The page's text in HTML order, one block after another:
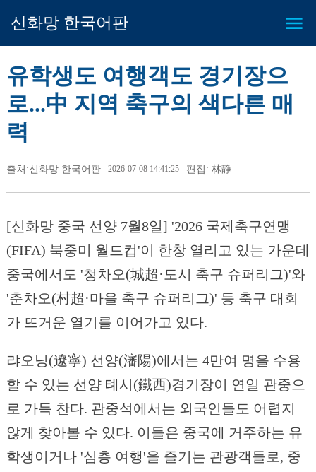
신화망 한국어판
유학생도 여행객도 경기장으
로...中 지역 축구의 색다른 매
력
출처:신화망 한국어판 2026-07-08 14:41:25 편집: 林静
[신화망 중국 선양 7월8일] '2026 국제축구연맹
(FIFA) 북중미 월드컵'이 한창 열리고 있는 가운데
중국에서도 '청차오(城超·도시 축구 슈퍼리그)'와
'춘차오(村超·마을 축구 슈퍼리그)' 등 축구 대회
가 뜨거운 열기를 이어가고 있다.
랴오닝(遼寧) 선양(瀋陽)에서는 4만여 명을 수용
할 수 있는 선양 톄시(鐵西)경기장이 연일 관중으
로 가득 찬다. 관중석에서는 외국인들도 어렵지
않게 찾아볼 수 있다. 이들은 중국에 거주하는 유
학생이거나 '심층 여행'을 즐기는 관광객들로, 중